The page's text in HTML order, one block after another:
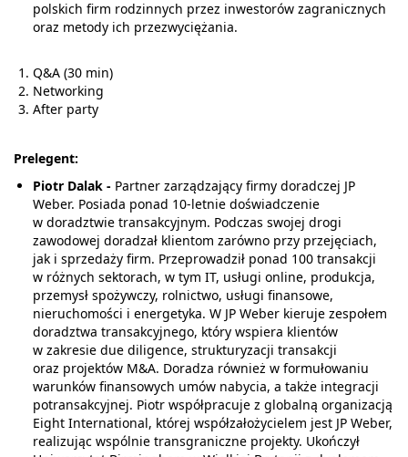
polskich firm rodzinnych przez inwestorów zagranicznych
oraz metody ich przezwyciężania.
Q&A (30 min)
Networking
After party
Prelegent:
Piotr Dalak - Partner zarządzający firmy doradczej JP
Weber. Posiada ponad 10-letnie doświadczenie
w doradztwie transakcyjnym. Podczas swojej drogi
zawodowej doradzał klientom zarówno przy przejęciach,
jak i sprzedaży firm. Przeprowadził ponad 100 transakcji
w różnych sektorach, w tym IT, usługi online, produkcja,
przemysł spożywczy, rolnictwo, usługi finansowe,
nieruchomości i energetyka. W JP Weber kieruje zespołem
doradztwa transakcyjnego, który wspiera klientów
w zakresie due diligence, strukturyzacji transakcji
oraz projektów M&A. Doradza również w formułowaniu
warunków finansowych umów nabycia, a także integracji
potransakcyjnej. Piotr współpracuje z globalną organizacją
Eight International, której współzałożycielem jest JP Weber,
realizując wspólnie transgraniczne projekty. Ukończył